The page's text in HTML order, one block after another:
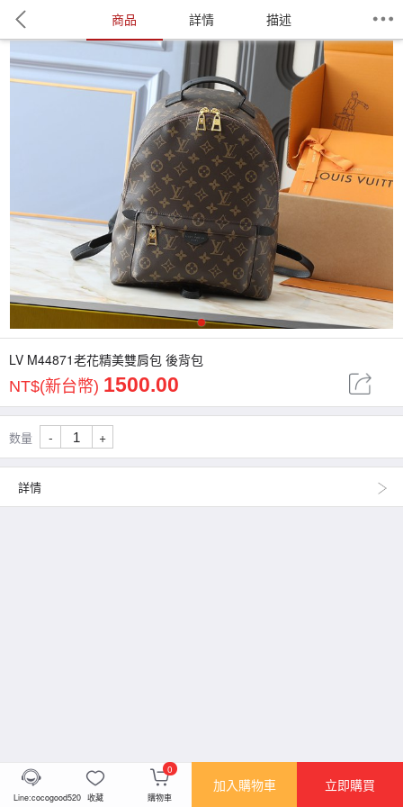
商品 詳情 描述
1
LV M44871老花精美雙肩包 後背包
NT$(新台幣) 1500.00
数量 - +
詳情
Line:cocogood520 收藏
0
購物車
加入購物車 立即購買